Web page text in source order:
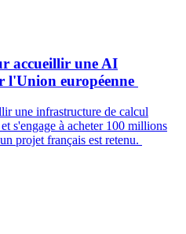
accueillir une AI
l'Union européenne
une infrastructure de calcul
s'engage à acheter 100 millions
projet français est retenu.